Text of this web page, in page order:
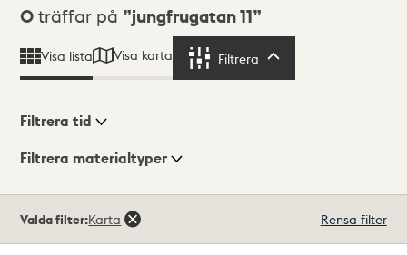
Sökresultat
0 träffar på jungfrugatan 11
Visa lista Visa karta Filtrera
Visningsläge
Filtrera tid
Filtrera materialtyper
träffar
Valda filter:Karta Rensa filter